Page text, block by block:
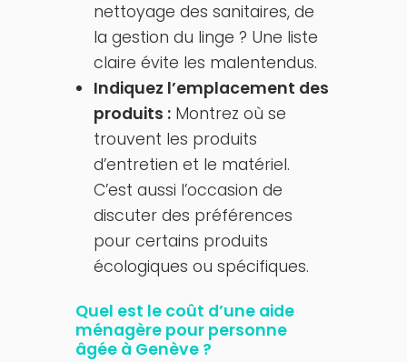
nettoyage des sanitaires, de
la gestion du linge ? Une liste
claire évite les malentendus.
Indiquez l’emplacement des
produits :Montrez où se
trouvent les produits
d’entretien et le matériel.
C’est aussi l’occasion de
discuter des préférences
pour certains produits
écologiques ou spécifiques.
Quel est le coût d’une aide
ménagère pour personne
âgée à Genève ?